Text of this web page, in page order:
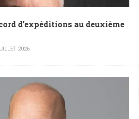
d’expéditions au deuxième
2026